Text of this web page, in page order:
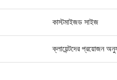
কাস্টমাইজড সাইজ
ক্লায়েন্টদের প্রয়োজন